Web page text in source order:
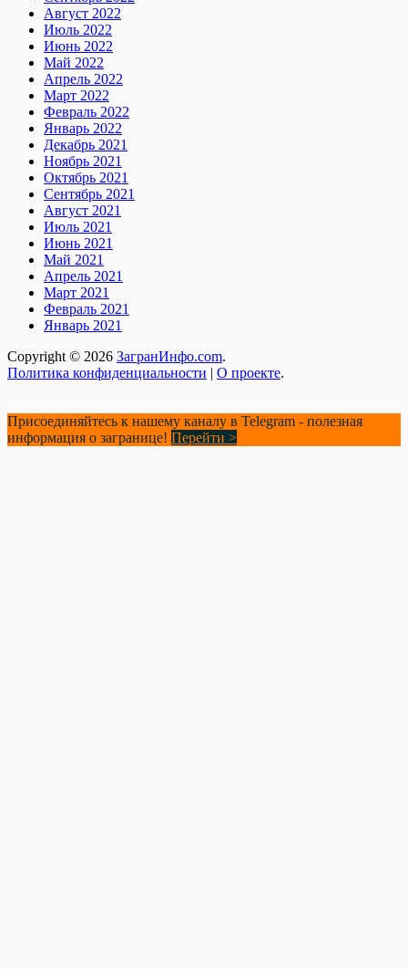
Август 2022
Июль 2022
Июнь 2022
Май 2022
Апрель 2022
Март 2022
Февраль 2022
Январь 2022
Декабрь 2021
Ноябрь 2021
Октябрь 2021
Сентябрь 2021
Август 2021
Июль 2021
Июнь 2021
Май 2021
Апрель 2021
Март 2021
Февраль 2021
Январь 2021
Copyright © 2026 ЗагранИнфо.com.
Политика конфиденциальности | О проекте.
Присоединяйтесь к нашему каналу в Telegram - полезная
информация о загранице! Перейти >